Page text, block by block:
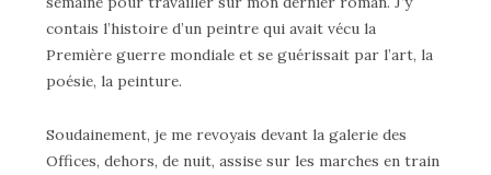
contais l’histoire d’un peintre qui avait vécu la
Première guerre mondiale et se guérissait par l’art, la
poésie, la peinture.
Soudainement, je me revoyais devant la galerie des
Offices, dehors, de nuit, assise sur les marches en train